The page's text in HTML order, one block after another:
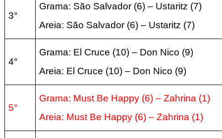
3°
Grama: São Salvador (6) – Ustaritz (7)
Areia: São Salvador (6) – Ustaritz (7)
4°
Grama: El Cruce (10) – Don Nico (9)
Areia: El Cruce (10) – Don Nico (9)
5°
Grama: Must Be Happy (6) – Zahrina (1)
Areia: Must Be Happy (6) – Zahrina (1)